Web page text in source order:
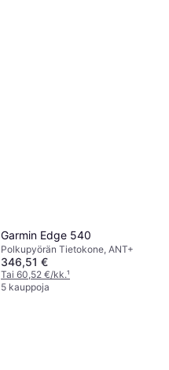
Garmin Edge 540
Polkupyörän Tietokone, ANT+
346,51 €
Tai 60,52 €/kk.¹
5 kauppoja